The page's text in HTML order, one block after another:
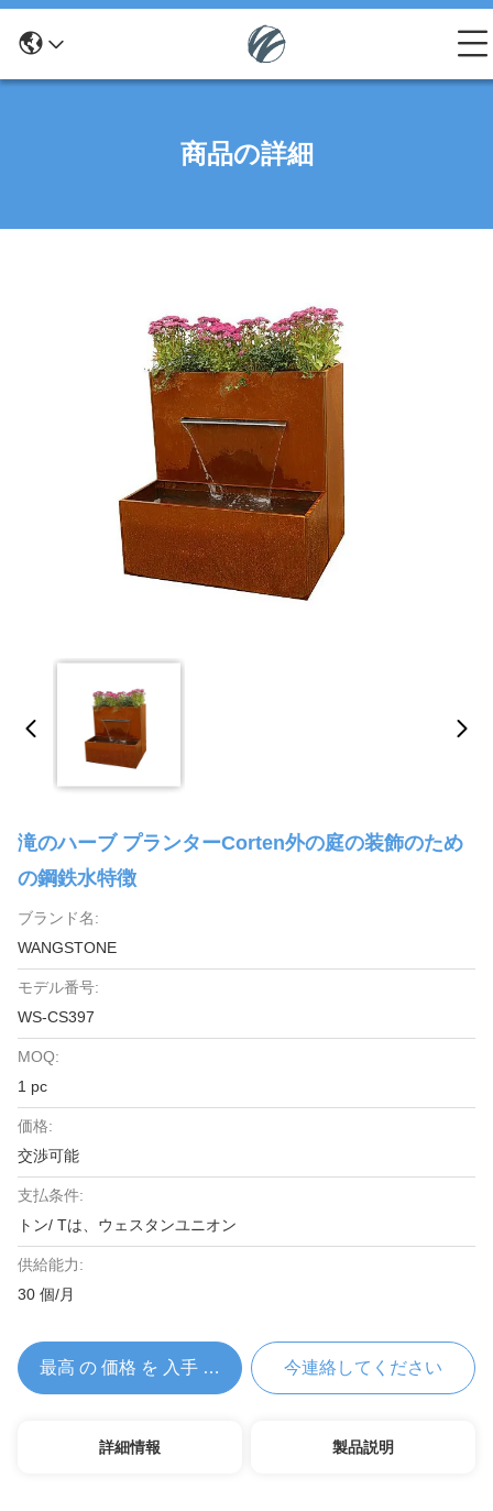
商品の詳細
滝のハーブ プランターCorten外の庭の装飾のため
の鋼鉄水特徴
ブランド名:
WANGSTONE
モデル番号:
WS-CS397
MOQ:
1 pc
価格:
交渉可能
支払条件:
トン/ Tは、ウェスタンユニオン
供給能力:
30 個/月
最高 の 価格 を 入手 する 今連絡してください
詳細情報 製品説明